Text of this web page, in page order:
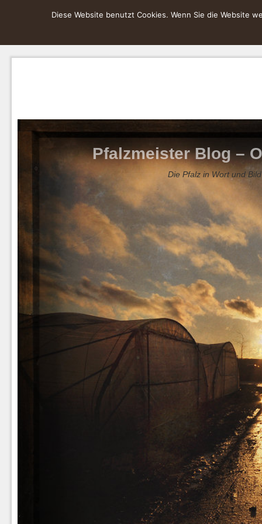
Pfalzmeister Blog –
Die Pfalz in Wort und Bild
Diese Website benutzt Cookies. Wenn Sie die Website